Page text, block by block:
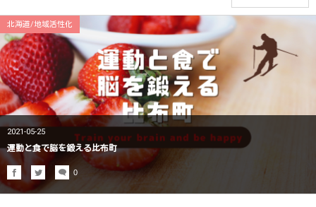
北海道/地域活性化
2021-05-25
運動と食で脳を鍛える比布町
0